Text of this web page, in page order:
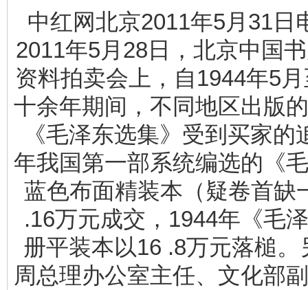
中红网北京2011年5月31日
2011年5月28日，北京中国
资料拍卖会上，自1944年5
十余年期间，不同地区出版
《毛泽东选集》受到买家的
年我国第一部系统编选的《
蓝色布面精装本（疑卷首缺
.16万元成交，1944年《毛
册平装本以16 .8万元落槌。
周总理办公室主任、文化部